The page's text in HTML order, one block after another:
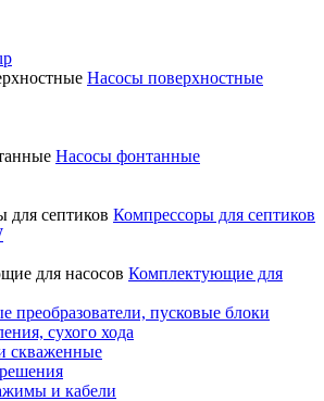
Насосы поверхностные
Насосы фонтанные
Компрессоры для септиков
Комплектующие для
преобразователи, пусковые блоки
сухого хода
скваженные
и кабели